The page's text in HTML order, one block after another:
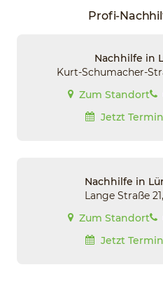
Profi-
Nachhilfe in
Kurt-Schumacher-
Zum Standort
Jetzt
Nachhilfe in
Lange Straße
Zum Standort
Jetzt